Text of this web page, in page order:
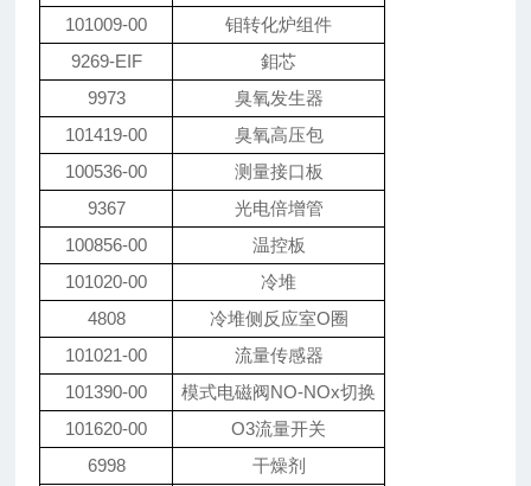
101009-00
钼转化炉组件
9269-EIF
鉬芯
9973
臭氧发生器
101419-00
臭氧高压包
100536-00
测量接口板
9367
光电倍增管
100856-00
温控板
101020-00
冷堆
4808
冷堆侧反应室O圈
101021-00
流量传感器
101390-00
模式电磁阀NO-NOx切换
101620-00
O3流量开关
6998
干燥剂